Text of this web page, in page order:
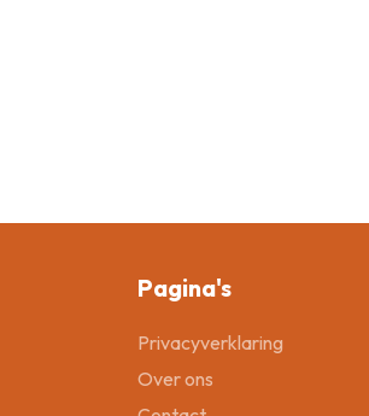
Pagina's
Privacyverklaring
Over ons